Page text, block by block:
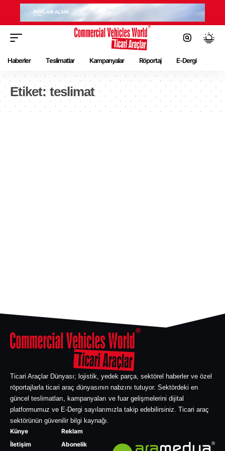
Haberler Teslimatlar Kampanyalar Röportaj E-Dergi
Etiket: teslimat
Ticari Araçlar Dünyası; lojistik, yedek parça, sektörel haberler ve özel
röportajlarla ticari araç dünyasının nabzını tutuyor. Sektördeki en
güncel teslimatları, kampanyaları ve fuar gelişmelerini dijital
platformumuz ve E-Dergi sayılarımızla takip edebilirsiniz. Ticari araç
sektörünün güvenilir bilgi kaynağı.
Künye
İletişim
Reklam
Abonelik